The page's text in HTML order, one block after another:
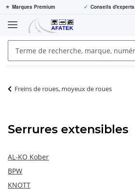
⭐ Marques Premium ✓ Conseils d'experts
Freins de roues, moyeux de roues
Serrures extensibles
AL-KO Kober
BPW
KNOTT